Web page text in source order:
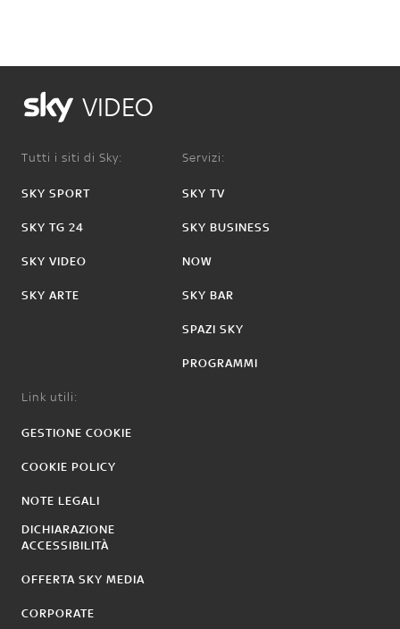
VIDEO
Tutti i siti di Sky:
SKY SPORT
SKY TG 24
SKY VIDEO
SKY ARTE
Servizi:
SKY TV
SKY BUSINESS
NOW
SKY BAR
SPAZI SKY
PROGRAMMI
Link utili:
GESTIONE COOKIE
COOKIE POLICY
NOTE LEGALI
DICHIARAZIONE
ACCESSIBILITÀ
OFFERTA SKY MEDIA
CORPORATE